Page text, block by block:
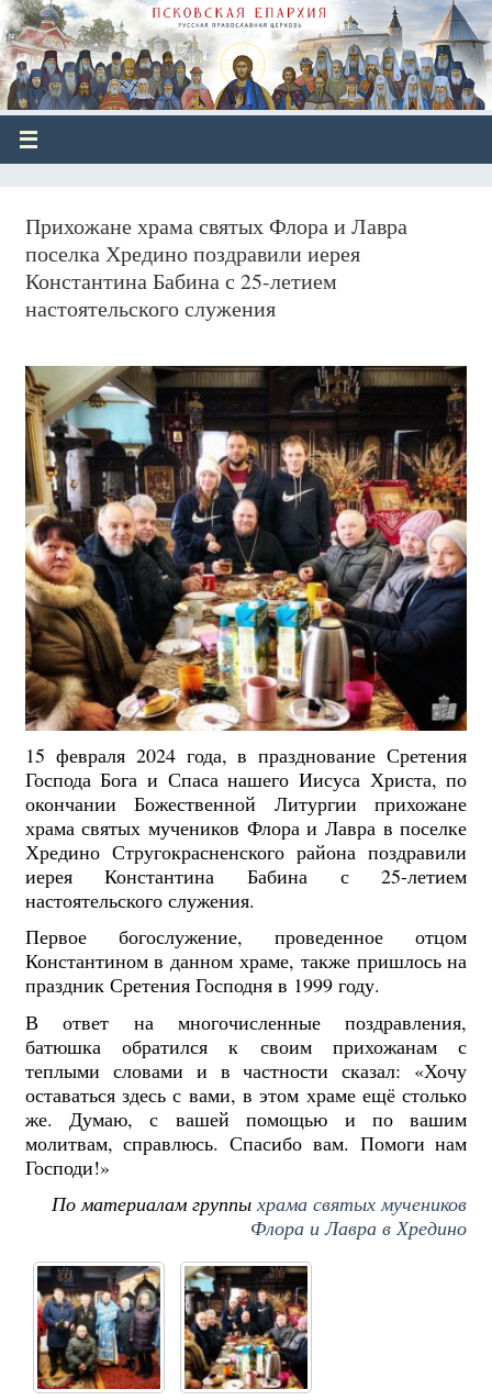
Прихожане храма святых Флора и Лавра
поселка Хредино поздравили иерея
Константина Бабина с 25-летием
настоятельского служения
15 февраля 2024 года, в празднование Сретения
Господа Бога и Спаса нашего Иисуса Христа, по
окончании Божественной Литургии прихожане
храма святых мучеников Флора и Лавра в поселке
Хредино Стругокрасненского района поздравили
иерея Константина Бабина с 25-летием
настоятельского служения.
Первое богослужение, проведенное отцом
Константином в данном храме, также пришлось на
праздник Сретения Господня в 1999 году.
В ответ на многочисленные поздравления,
батюшка обратился к своим прихожанам с
теплыми словами и в частности сказал: «Хочу
оставаться здесь с вами, в этом храме ещё столько
же. Думаю, с вашей помощью и по вашим
молитвам, справлюсь. Спасибо вам. Помоги нам
Господи!»
По материалам группыхрама святых мучеников
Флора и Лавра в Хредино